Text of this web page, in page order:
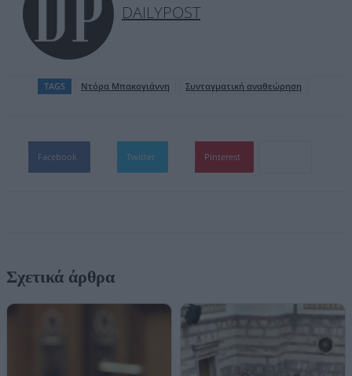
DAILYPOST
TAGS Ντόρα Μπακογιάννη Συνταγματική αναθεώρηση
Facebook Twitter Pinterest
Σχετικά άρθρα